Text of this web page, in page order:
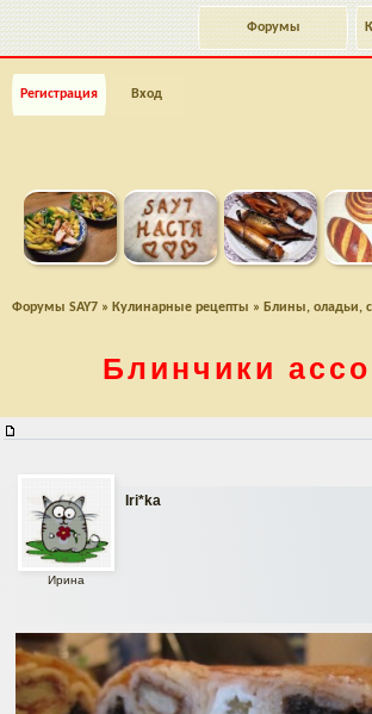
Форумы
Регистрация Вход
Форумы SAY7 » Кулинарные рецепты » Блины, оладьи,
Блинчики
Iri*ka
Ирина